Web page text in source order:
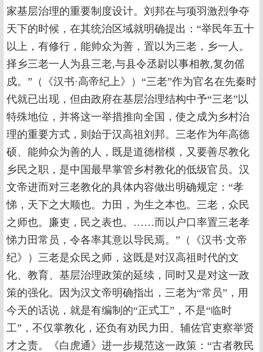
家基层治理的重要制度设计。刘邦在与项羽激烈争夺
天下的时候，在其统治区域就明确提出：“举民年五十
以上，有修行，能帅众为善，置以为三老，乡一人。
择乡三老一人为县三老,与县令丞尉以事相教,复勿傜
戍。”（《汉书·高帝纪上》）“三老”作为官名在先秦时
代就已出现，但由政府在基层治理结构中予“三老”以
特殊地位，并将这一举措推向全国，使之成为乡村治
理的重要方式，则始于汉高祖刘邦。三老作为年高德
硕、能帅众为善的人，既是道德楷模，又要善尽教化
乡民之职，是中国最早掌管乡村教化的低级官员。汉
文帝进而对三老教化的具体内容做出明确规定：“孝
悌，天下之大顺也。力田，为生之本也。三老，众民
之师也。廉吏，民之表也。……而以户口率置三老孝
悌力田常员，令各率其意以导民焉。”（《汉书·文帝
纪》）三老是众民之师，这既是对汉高祖时代的文
化、教育、基层治理政策的延续，同时又是对这一政
策的强化。因为汉文帝明确指出，三老为“常员”，用
今天的话说，就是有编制的“正式工”，不是“临时
工”，不仅掌教化，还负有劝民力田、辅佐官吏察举贤
才之责。《白虎通》进一步规范这一政策：“古者教民